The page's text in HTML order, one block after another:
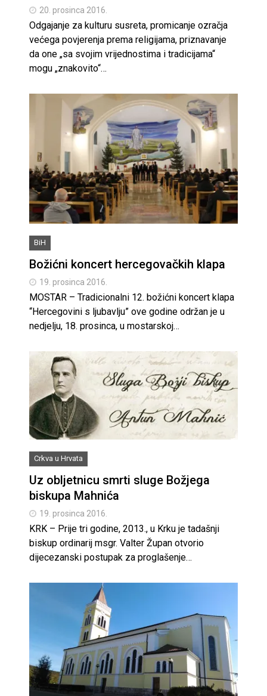
20. prosinca 2016.
Odgajanje za kulturu susreta, promicanje ozračja
većega povjerenja prema religijama, priznavanje
da one „sa svojim vrijednostima i tradicijama“
mogu „znakovito“…
BiH
Božićni koncert hercegovačkih klapa
19. prosinca 2016.
MOSTAR – Tradicionalni 12. božićni koncert klapa
“Hercegovini s ljubavlju” ove godine održan je u
nedjelju, 18. prosinca, u mostarskoj…
Crkva u Hrvata
Uz obljetnicu smrti sluge Božjega
biskupa Mahnića
19. prosinca 2016.
KRK – Prije tri godine, 2013., u Krku je tadašnji
biskup ordinarij msgr. Valter Župan otvorio
dijecezanski postupak za proglašenje…